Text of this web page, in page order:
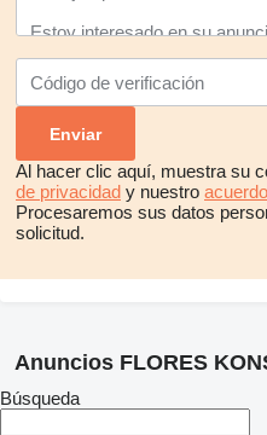
Al hacer clic aquí, muestra su
de privacidad y nuestro
Procesaremos sus datos
solicitud.
Anuncios FLORES
Búsqueda